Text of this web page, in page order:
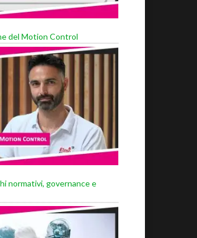
del Motion Control
normativi, governance e